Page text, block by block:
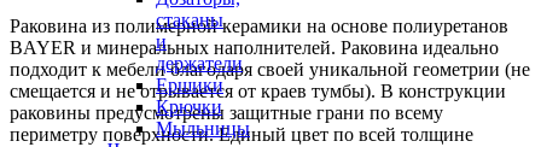
стаканы
и
держатели
Ершики
Крючки
Мыльницы
Раковина из полимерной керамики на основе полиуретанов
BAYER и минеральных наполнителей. Раковина идеально
подходит к мебели благодаря своей уникальной геометрии (не
смещается и не отрывается от краев тумбы). В конструкции
раковины предусмотрены защитные грани по всему
периметру поверхности. Единый цвет по всей толщине